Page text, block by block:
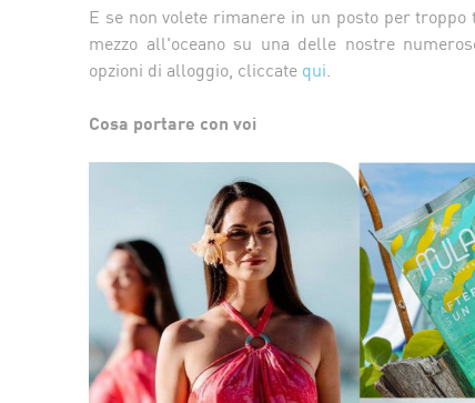
E se non volete rimanere in un posto per
mezzo all'oceano su una delle nostre
opzioni di alloggio, cliccate qui
Cosa portare con voi